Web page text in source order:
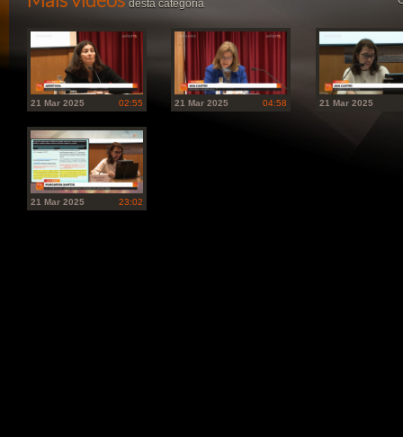
desta categoria
21 Mar 2025 02:55 21 Mar 2025 04:58 21 Mar 2025
21 Mar 2025 23:02